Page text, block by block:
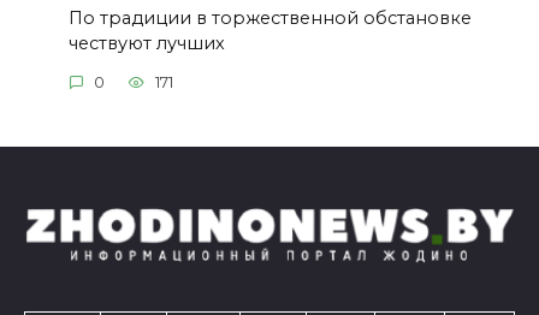
По традиции в торжественной обстановке
чествуют лучших
0 171